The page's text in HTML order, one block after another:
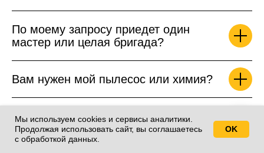
Свяжитесь с нами!
Мы используем cookies и сервисы аналитики.
Продолжая использовать сайт, вы соглашаетесь
с обработкой данных.
OK
По моему запросу приедет один
мастер или целая бригада?
Вам нужен мой пылесос или химия?
Даете ли вы гарантию на
проведенные работы?